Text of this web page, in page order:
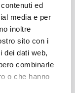
ed
media e per
inoltre
sito con i
dei dati web,
combinarle
o che hanno
aziende
dei sistemi
aziende che
diventare
esame di
che consiste